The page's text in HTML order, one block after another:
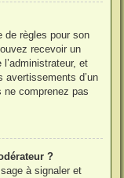
de règles pour son
recevoir un
et
avertissements d’un
ne comprenez pas
?
à signaler et